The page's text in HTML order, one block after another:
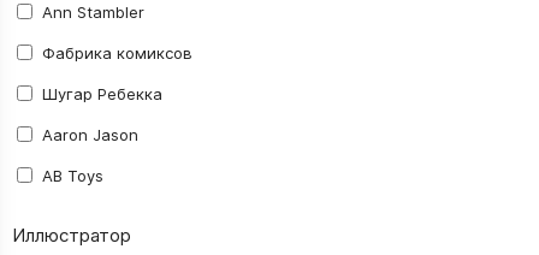
Amigo Spiel
Asmodee
Astrel
Ausini
Avalon Hill
Ann Stambler
Фабрика комиксов
Шугар Ребекка
Aaron Jason
AB Toys
Иллюстратор